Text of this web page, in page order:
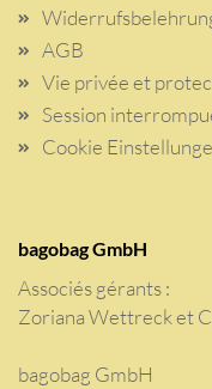
AGB
Vie privée et
Session
Cookie
bagobag GmbH
Associés gérants :
Zoriana Wettreck et
bagobag GmbH